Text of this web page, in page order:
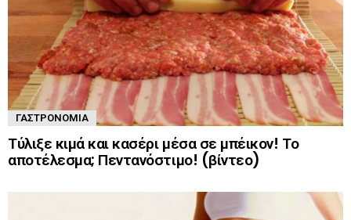
ΓΑΣΤΡΟΝΟΜΊΑ
Τύλιξε κιμά και κασέρι μέσα σε μπέικον! Το
αποτέλεσμα; Πεντανόστιμο! (βίντεο)